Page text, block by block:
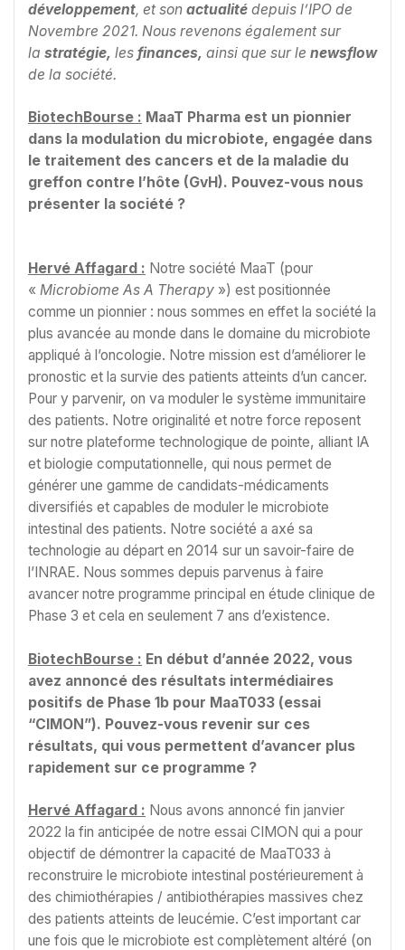
développement, et son actualité depuis l’IPO de
Novembre 2021. Nous revenons également sur
la stratégie, les finances, ainsi que sur le newsflow
de la société.
BiotechBourse : MaaT Pharma est un pionnier
dans la modulation du microbiote, engagée dans
le traitement des cancers et de la maladie du
greffon contre l’hôte (GvH). Pouvez-vous nous
présenter la société ?
Hervé Affagard : Notre société MaaT (pour
« Microbiome As A Therapy ») est positionnée
comme un pionnier : nous sommes en effet la société la
plus avancée au monde dans le domaine du microbiote
appliqué à l’oncologie. Notre mission est d’améliorer le
pronostic et la survie des patients atteints d’un cancer.
Pour y parvenir, on va moduler le système immunitaire
des patients. Notre originalité et notre force reposent
sur notre plateforme technologique de pointe, alliant IA
et biologie computationnelle, qui nous permet de
générer une gamme de candidats-médicaments
diversifiés et capables de moduler le microbiote
intestinal des patients. Notre société a axé sa
technologie au départ en 2014 sur un savoir-faire de
l’INRAE. Nous sommes depuis parvenus à faire
avancer notre programme principal en étude clinique de
Phase 3 et cela en seulement 7 ans d’existence.
BiotechBourse : En début d’année 2022, vous
avez annoncé des résultats intermédiaires
positifs de Phase 1b pour MaaT033 (essai
“CIMON”). Pouvez-vous revenir sur ces
résultats, qui vous permettent d’avancer plus
rapidement sur ce programme ?
Hervé Affagard : Nous avons annoncé fin janvier
2022 la fin anticipée de notre essai CIMON qui a pour
objectif de démontrer la capacité de MaaT033 à
reconstruire le microbiote intestinal postérieurement à
des chimiothérapies / antibiothérapies massives chez
des patients atteints de leucémie. C’est important car
une fois que le microbiote est complètement altéré (on